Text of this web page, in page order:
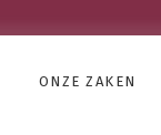
ONZE ZAKEN